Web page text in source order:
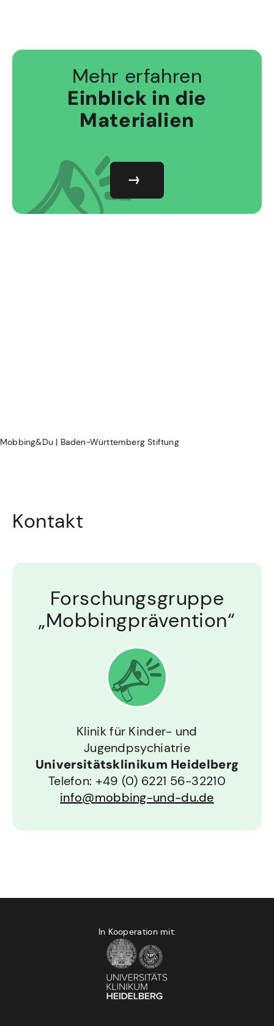
Mehr erfahren
Einblick in die
Materialien
Mobbing&Du | Baden-Württemberg Stiftung
Kontakt
Forschungsgruppe
„Mobbingprävention“
Klinik für Kinder- und
Jugendpsychiatrie
Universitätsklinikum Heidelberg
Telefon: +49 (0) 6221 56-32210
info@mobbing-und-du.de
In Kooperation mit: